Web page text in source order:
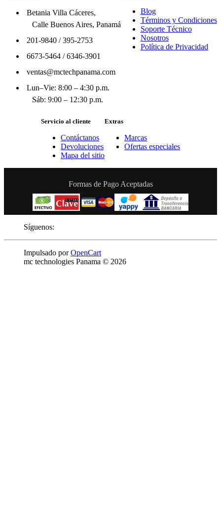
Betania Villa Cáceres,
Calle Buenos Aires, Panamá
201-9840/395-2753
6673-5464/6346-3901
ventas@mctechpanama.com
Lun–Vie: 8:00 – 4:30 p.m.
Sáb: 9:00 – 12:30 p.m.
Blog
Términos y Condiciones
Soporte Técnico
Nosotros
Política de Privacidad
Servicio al cliente
Contáctanos
Devoluciones
Mapa del sitio
Extras
Marcas
Ofertas especiales
Formas de Pago Aceptadas
Síguenos:
Impulsado porOpenCart
mc technologies Panama © 2026